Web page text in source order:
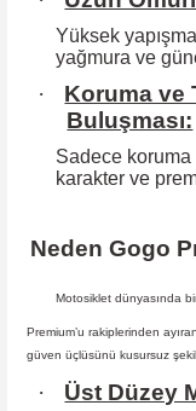
Yüksek
yağmura ve
·
Koruma ve
Buluşması:
Sadece
karakter ve
Neden Gogo
Motosiklet dünyasında
Premium’u rakiplerinden
güven üçlüsünü kusursuz
· Üst Düzey